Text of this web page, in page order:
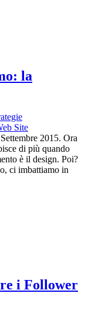
la
Site
2015. Ora
di più quando
è il design. Poi?
ci imbattiamo in
i Follower